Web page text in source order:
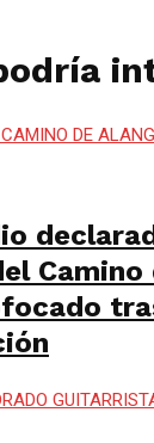
Camino